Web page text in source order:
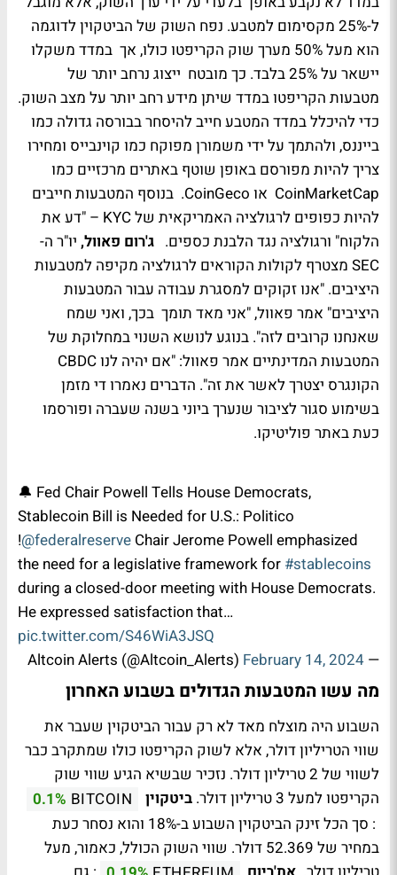
ל-25% מקסימום למטבע. נפח השוק של הביטקוין לדוגמה
הוא מעל 50% מערך שוק הקריפטו כולו, אך במדד משקלו
יישאר על 25% בלבד. כך מובטח ייצוג נרחב יותר של
מטבעות הקריפטו במדד שיתן מידע רחב יותר על מצב השוק.
כדי להיכלל במדד המטבע חייב להיסחר בבורסה גדולה כמו
בייננס, ולהתמך על ידי משמורן מפוקח כמו קוינבייס ומחירו
צריך להיות מפורסם באופן שוטף באתרים מרכזיים כמו
CoinMarketCap או CoinGeco. בנוסף המטבעות חייבים
להיות כפופים לרגולציה האמריקאית של KYC – "דע את
הלקוח" ורגולציה נגד הלבנת כספים. ג'רום פאוול, יו"ר ה-
SEC מצטרף לקולות הקוראים לרגולציה מקיפה למטבעות
היציבים. "אנו זקוקים למסגרת עבודה עבור המטבעות
היציבים" אמר פאוול, "אני מאד תומך בכך, ואני שמח
שאנחנו קרובים לזה". בנוגע לנושא השנוי במחלוקת של
המטבעות המדינתיים אמר פאוול: "אם יהיה לנו CBDC
הקונגרס יצטרך לאשר את זה". הדברים נאמרו די מזמן
בשימוע סגור לציבור שנערך ביוני בשנה שעברה ופורסמו
כעת באתר פוליטיקו.
🔔 Fed Chair Powell Tells House Democrats,
Stablecoin Bill is Needed for U.S.: Politico
!@federalreserve Chair Jerome Powell emphasized
the need for a legislative framework for #stablecoins
during a closed-door meeting with House Democrats.
He expressed satisfaction that…
pic.twitter.com/S46WiA3JSQ
— Altcoin Alerts (@Altcoin_Alerts)
February 14, 2024
מה עשו המטבעות הגדולים בשבוע האחרון
השבוע היה מוצלח מאד לא רק עבור הביטקוין שעבר את
שווי הטריליון דולר, אלא לשוק הקריפטו כולו שמתקרב כבר
לשווי של 2 טריליון דולר. נזכיר שבשיא הגיע שווי שוק
הקריפטו למעל 3 טריליון דולר.
ביטקוין BITCOIN
0.1%
: סך הכל זינק הביטקוין השבוע ב-18% והוא נסחר כעת
במחיר של 52.369 דולר. שווי השוק הכולל, כאמור, מעל